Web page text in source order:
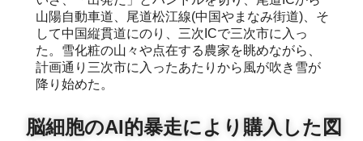
山陽自動車道、尾道松江線(中国やまなみ街道)、そ
して中国縦貫道にのり、三次ICで三次市に入っ
た。雪化粧の山々や点在する農家を眺めながら、
計画通り三次市に入ったあたりから風が吹き雪が
降り始めた。
脳細胞のAI的暴走により購入した図